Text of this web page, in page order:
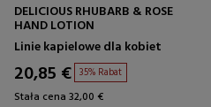
DELICIOUS RHUBARB & ROSE
HAND LOTION
Linie kapielowe dla kobiet
20,85 € 35% Rabat
Stała cena 32,00 €